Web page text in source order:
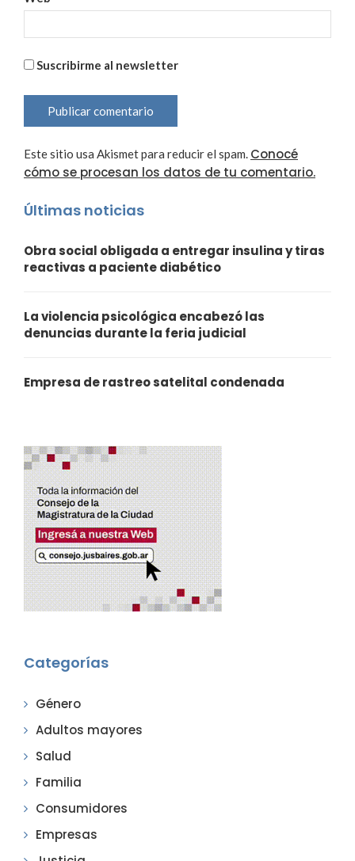
Suscribirme al newsletter
Este sitio usa Akismet para reducir el spam. Conocé
cómo se procesan los datos de tu comentario.
Últimas noticias
Obra social obligada a entregar insulina y tiras
reactivas a paciente diabético
La violencia psicológica encabezó las
denuncias durante la feria judicial
Empresa de rastreo satelital condenada
Categorías
Género
Adultos mayores
Salud
Familia
Consumidores
Empresas